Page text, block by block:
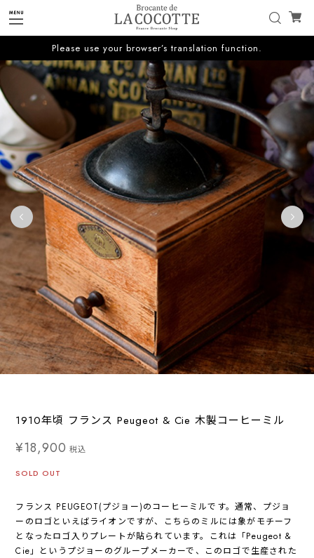
Please use your browser’s translation function.
1910年頃 フランス Peugeot & Cie 木製コーヒーミル
¥18,900 税込
SOLD OUT
フランス PEUGEOT(プジョー)のコーヒーミルです。通常、プジョ
ーのロゴといえばライオンですが、こちらのミルには象がモチーフ
となったロゴ入りプレートが貼られています。これは「Peugeot &
Cie」というプジョーのグループメーカーで、このロゴで生産された